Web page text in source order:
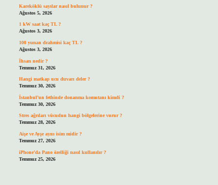
Kareköklü sayılar nasıl bulunur ?
Ağustos 5, 2026
1 kW saat kaç TL ?
Ağustos 3, 2026
100 yunan drahmisi kaç TL ?
Ağustos 3, 2026
İhsan nedir ?
Temmuz 31, 2026
Hangi matkap ucu duvarı deler ?
Temmuz 30, 2026
İstanbul’un fethinde donanma komutanı kimdi ?
Temmuz 30, 2026
Stres ağrıları vücudun hangi bölgelerine vurur ?
Temmuz 28, 2026
Aişe ve Ayşe aynı isim midir ?
Temmuz 27, 2026
iPhone’da Pano özelliği nasıl kullanılır ?
Temmuz 25, 2026